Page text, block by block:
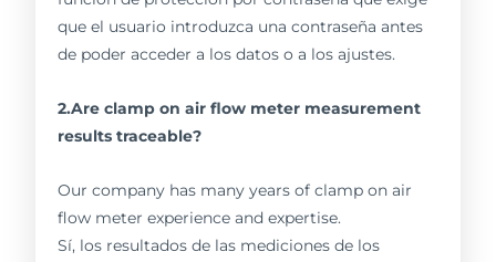
que el usuario introduzca una contraseña antes
de poder acceder a los datos o a los ajustes.
2.Are clamp on air flow meter measurement
results traceable?
Our company has many years of clamp on air
flow meter experience and expertise.
Sí, los resultados de las mediciones de los